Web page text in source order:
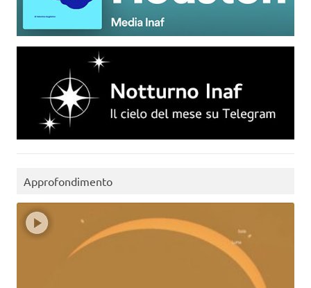
Approfondimento